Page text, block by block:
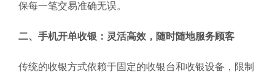
保每一笔交易准确无误。
二、手机开单收银：灵活高效，随时随地服务顾客
传统的收银方式依赖于固定的收银台和收银设备，限制